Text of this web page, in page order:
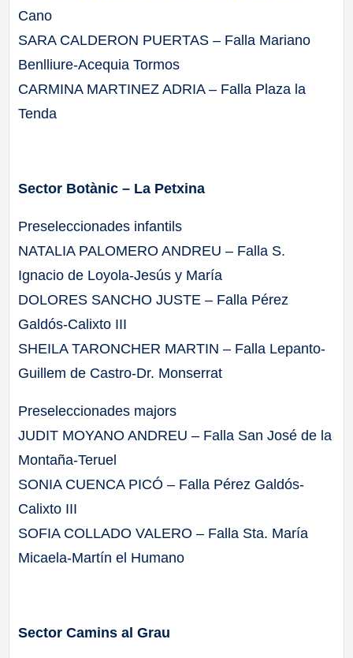
Cano
SARA CALDERON PUERTAS – Falla Mariano
Benlliure-Acequia Tormos
CARMINA MARTINEZ ADRIA – Falla Plaza la
Tenda
Sector Botànic – La Petxina
Preseleccionades infantils
NATALIA PALOMERO ANDREU – Falla S.
Ignacio de Loyola-Jesús y María
DOLORES SANCHO JUSTE – Falla Pérez
Galdós-Calixto III
SHEILA TARONCHER MARTIN – Falla Lepanto-
Guillem de Castro-Dr. Monserrat
Preseleccionades majors
JUDIT MOYANO ANDREU – Falla San José de la
Montaña-Teruel
SONIA CUENCA PICÓ – Falla Pérez Galdós-
Calixto III
SOFIA COLLADO VALERO – Falla Sta. María
Micaela-Martín el Humano
Sector Camins al Grau